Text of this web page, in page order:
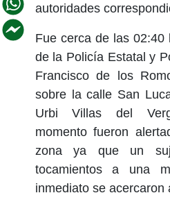
autoridades
Fue cerca de las 02:40
de la Policía Estatal y
Francisco de los
sobre la calle San
Urbi Villas del
momento fueron
zona ya que un
tocamientos a una
inmediato se acercaron